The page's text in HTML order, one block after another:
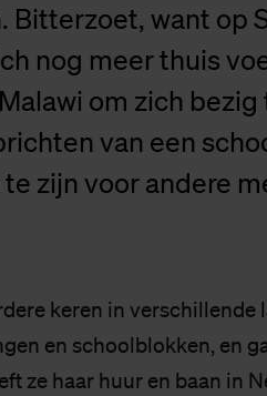
Bitterzoet, want op
nog meer thuis
om zich
van een
zijn voor andere
keren in verschillende
en schoolblokken, en
ze haar huur en baan in